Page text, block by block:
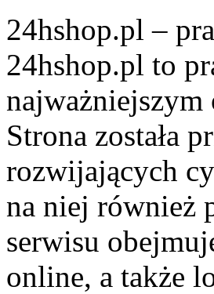
24hshop.pl –
24hshop.pl to
najważniejszym
Strona została
rozwijających
na niej również
serwisu
online, a także